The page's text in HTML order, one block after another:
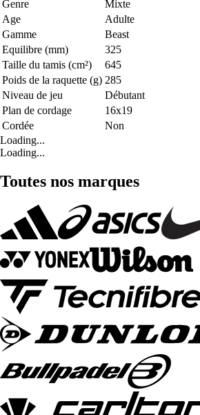
Genre
Mixte
Age
Adulte
Gamme
Beast
Equilibre (mm)
325
Taille du tamis (cm²)
645
Poids de la raquette (g) 285
Niveau de jeu
Débutant
Plan de cordage
16x19
Cordée
Non
Loading...
Loading...
Toutes nos marques